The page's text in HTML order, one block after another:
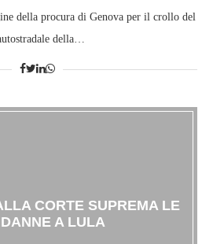
della procura di Genova per il crollo del
della…
CORTE SUPREMA LE
A LULA